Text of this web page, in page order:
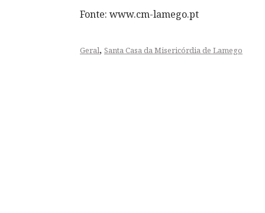
Fonte: www.cm-lamego.pt
Geral, Santa Casa da Misericórdia de Lamego